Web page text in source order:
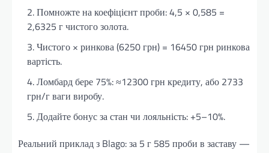
Помножте на коефіцієнт проби: 4,5 × 0,585 =
2,6325 г чистого золота.
Чистого × ринкова (6250 грн) = 16450 грн ринкова
вартість.
Ломбард бере 75%: ≈12300 грн кредиту, або 2733
грн/г ваги виробу.
Додайте бонус за стан чи лояльність: +5–10%.
Реальний приклад з Blago: за 5 г 585 проби в заставу —